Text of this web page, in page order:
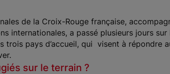
de la Croix-Rouge française,
internationales, a passé plusieurs jours sur
trois pays d’accueil, qui visent à répondre
sur le terrain ?